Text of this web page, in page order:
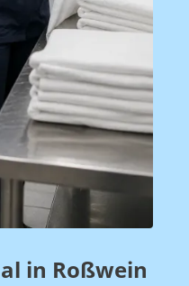
in Roßwein